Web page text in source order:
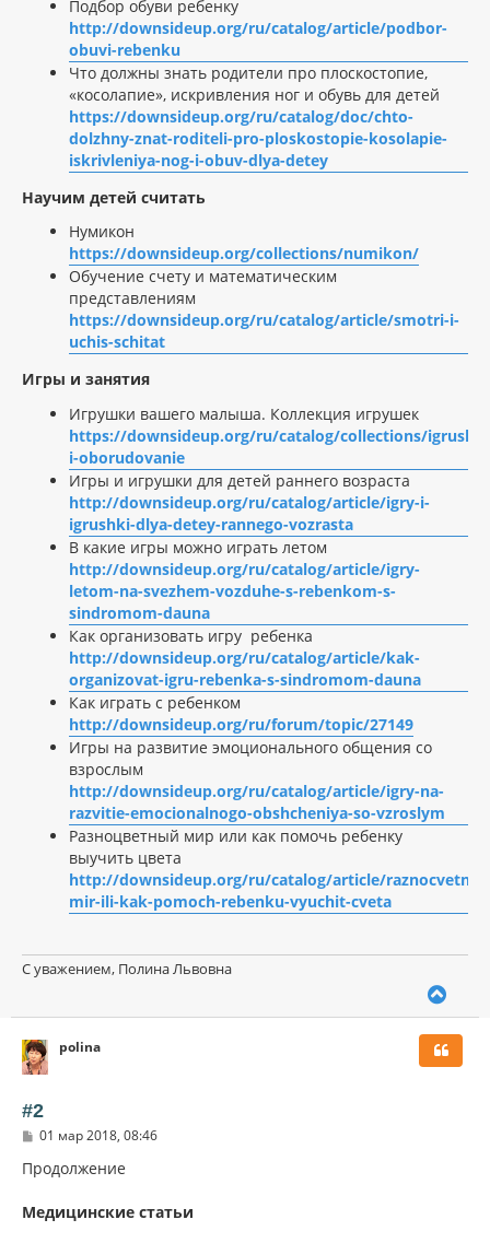
Подбор обуви ребенку
http://downsideup.org/ru/catalog/article/podbor-
obuvi-rebenku
Что должны знать родители про плоскостопие,
«косолапие», искривления ног и обувь для детей
https://downsideup.org/ru/catalog/doc/chto-
dolzhny-znat-roditeli-pro-ploskostopie-kosolapie-
iskrivleniya-nog-i-obuv-dlya-detey
Научим детей считать
Нумикон
https://downsideup.org/collections/numikon/
Обучение счету и математическим
представлениям
https://downsideup.org/ru/catalog/article/smotri-i-
uchis-schitat
Игры и занятия
Игрушки вашего малыша. Коллекция игрушек
https://downsideup.org/ru/catalog/collections/
i-oborudovanie
Игры и игрушки для детей раннего возраста
http://downsideup.org/ru/catalog/article/igry-i-
igrushki-dlya-detey-rannego-vozrasta
В какие игры можно играть летом
http://downsideup.org/ru/catalog/article/igry-
letom-na-svezhem-vozduhe-s-rebenkom-s-
sindromom-dauna
Как организовать игру ребенка
http://downsideup.org/ru/catalog/article/kak-
organizovat-igru-rebenka-s-sindromom-dauna
Как играть с ребенком
http://downsideup.org/ru/forum/topic/27149
Игры на развитие эмоционального общения со
взрослым
http://downsideup.org/ru/catalog/article/igry-na-
razvitie-emocionalnogo-obshcheniya-so-vzroslym
Разноцветный мир или как помочь ребенку
выучить цвета
http://downsideup.org/ru/catalog/article/
mir-ili-kak-pomoch-rebenku-vyuchit-cveta
С уважением, Полина Львовна
у
polina
#2
С
о
б
е
01 мар 2018, 08:46
Продолжение
Медицинские статьи